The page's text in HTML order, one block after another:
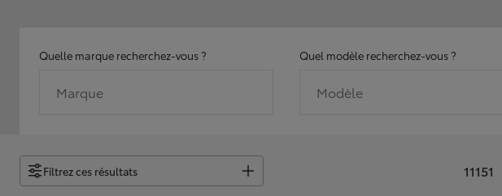
Quelle marque recherchez-vous ?
Marque
Quel modèle recherchez-vous ?
Modèle
Filtrez ces résultats 11151